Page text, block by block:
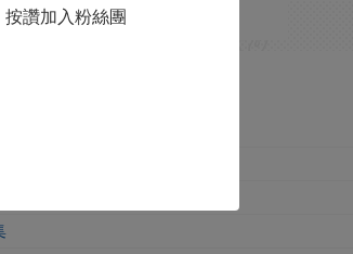
按讚加入粉絲團